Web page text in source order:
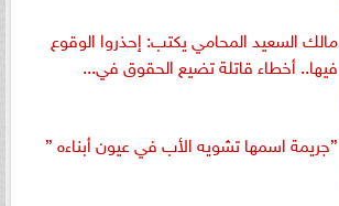
مالك السعيد المحامي يكتب: إحذروا الوقوع
فيها.. أخطاء قاتلة تضيع الحقوق في...
”جريمة اسمها تشويه الأب في عيون أبناءه ”